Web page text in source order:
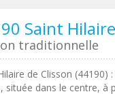
Saint
traditionnelle
de Clisson
située dans le centre, à